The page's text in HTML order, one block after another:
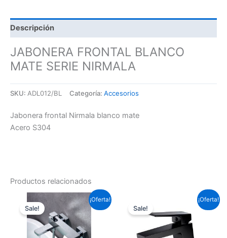
Descripción
JABONERA FRONTAL BLANCO
MATE SERIE NIRMALA
SKU: ADL012/BL Categoría: Accesorios
Jabonera frontal Nirmala blanco mate
Acero S304
Productos relacionados
¡Oferta!
Sale!
precio
original
era:
225,06 €.
El
precio
actual
es:
166,59 €.
¡Oferta!
Sale!
original
95,59 €.
precio
actual
es:
70,76 €.